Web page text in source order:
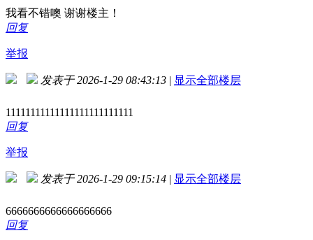
我看不错噢 谢谢楼主！
回复
举报
发表于 2026-1-29 08:43:13 | 显示全部楼层
11111111111111111111111111
回复
举报
发表于 2026-1-29 09:15:14 | 显示全部楼层
6666666666666666666
回复